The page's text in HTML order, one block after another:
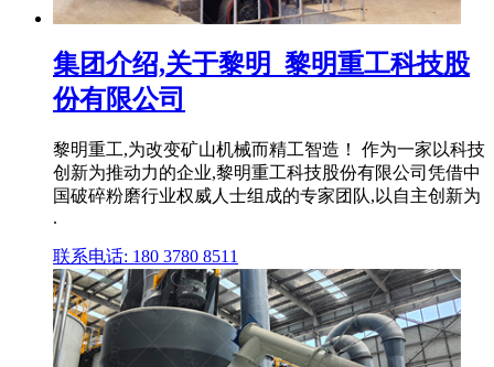
集团介绍,关于黎明_黎明重工科技股
份有限公司
黎明重工,为改变矿山机械而精工智造！ 作为一家以科技
创新为推动力的企业,黎明重工科技股份有限公司凭借中
国破碎粉磨行业权威人士组成的专家团队,以自主创新为
.
联系电话: 180 3780 8511